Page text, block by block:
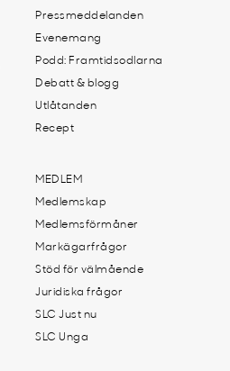
Pressmeddelanden
Evenemang
Podd: Framtidsodlarna
Debatt & blogg
Utlåtanden
Recept
MEDLEM
Medlemskap
Medlemsförmåner
Markägarfrågor
Stöd för välmående
Juridiska frågor
SLC Just nu
SLC Unga